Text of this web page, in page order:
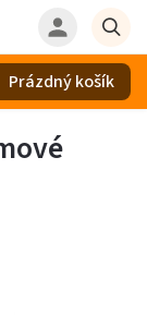
Prázdný košík